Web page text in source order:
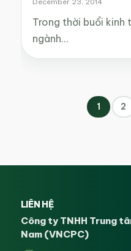
Trong thời buổi kinh
ngành…
1 2
LIÊN HỆ
Công ty TNHH Trung
Nam (VNCPC)